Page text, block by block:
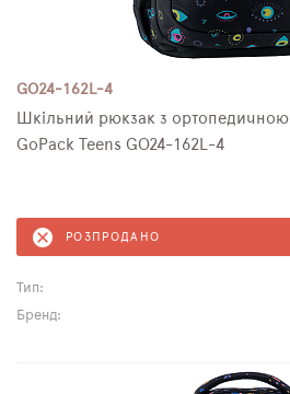
GO24-162L-4
Шкільний рюкзак з ортопедичною спинкою для дівчинки
GoPack Teens GO24-162L-4
РОЗПРОДАНО
Тип:
Бренд: